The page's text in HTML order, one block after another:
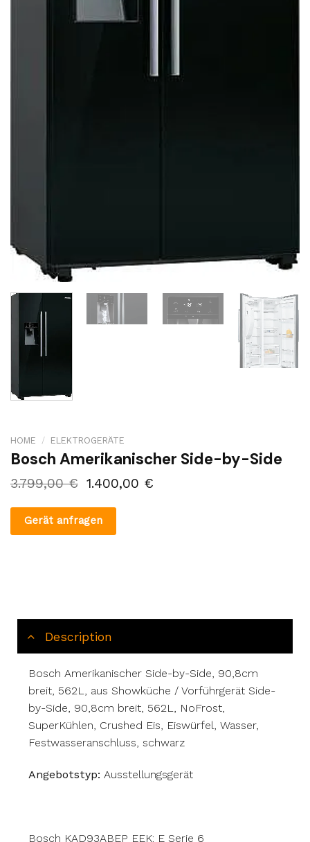
HOME / ELEKTROGERÄTE
Bosch Amerikanischer Side-by-Side
3.799,00€ 1.400,00 €
Gerät anfragen
Description
Bosch Amerikanischer Side-by-Side, 90,8cm
breit, 562L, aus Showküche / Vorführgerät Side-
by-Side, 90,8cm breit, 562L, NoFrost,
SuperKühlen, Crushed Eis, Eiswürfel, Wasser,
Festwasseranschluss, schwarz
Angebotstyp: Ausstellungsgerät
Bosch KAD93ABEP EEK: E Serie 6